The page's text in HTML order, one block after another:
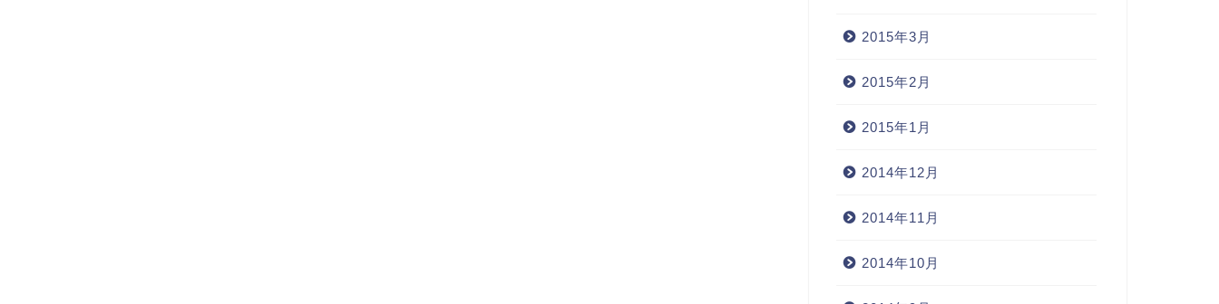
2015年3月
2015年2月
2015年1月
2014年12月
2014年11月
2014年10月